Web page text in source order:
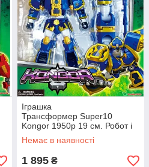
Іграшка
Трансформер Super10
Kongor 1950р 19 см. Робот і
Горила Конг Original Young
Toys
Немає в наявності
1 895 ₴